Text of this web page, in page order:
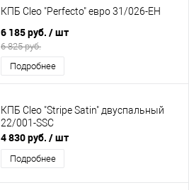
КПБ Cleo "Perfecto" евро 31/026-EH
6 185 руб. / шт
6 825 руб.
Подробнее
КПБ Cleo "Stripe Satin" двуспальный
22/001-SSC
4 830 руб. / шт
Подробнее